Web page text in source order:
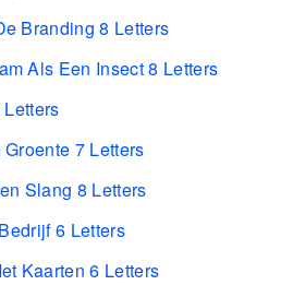
Branding 8 Letters
Als Een Insect 8 Letters
7 Letters
Slang 8 Letters
6 Letters
Kaarten 6 Letters